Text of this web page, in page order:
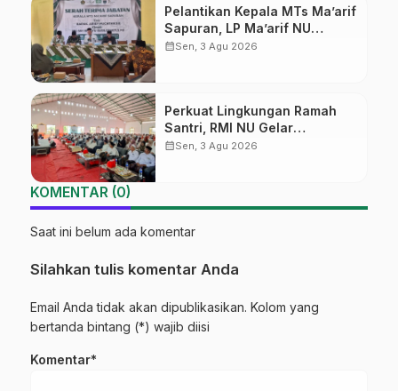
Pelantikan Kepala MTs Ma’arif
Sapuran, LP Ma’arif NU
Wonosobo Tekankan Lima
calendar_monthSen, 3 Agu 2026
Perkuat Lingkungan Ramah
Santri, RMI NU Gelar
‘Sambang Pesantren’ di Pati
calendar_monthSen, 3 Agu 2026
KOMENTAR (0)
Saat ini belum ada komentar
Silahkan tulis komentar Anda
Email Anda tidak akan dipublikasikan. Kolom yang
bertanda bintang (*) wajib diisi
Komentar*